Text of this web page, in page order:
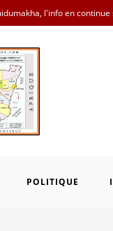
l'info en
POLITIQUE